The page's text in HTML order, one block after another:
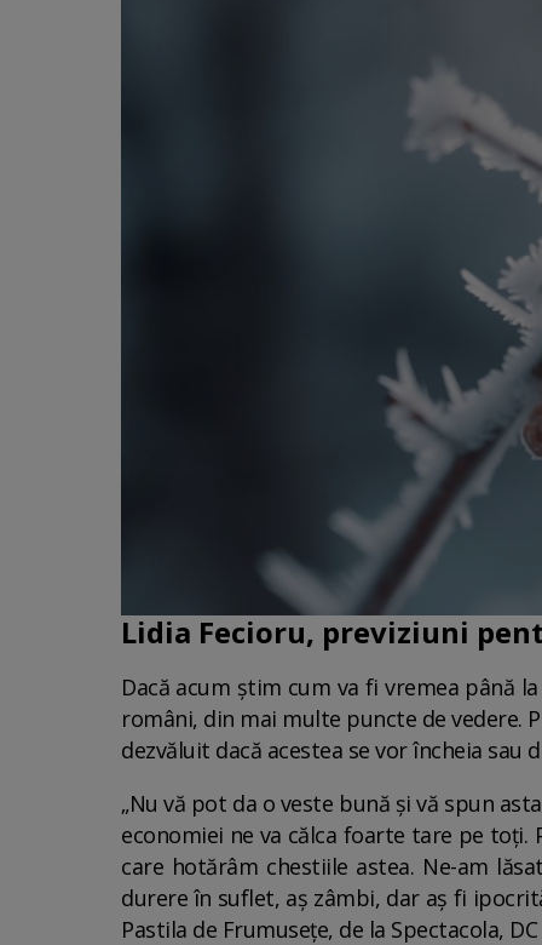
Lidia Fecioru, previziuni
Dacă acum știm cum va fi vremea până
români, din mai multe puncte de vedere.
dezvăluit dacă acestea se vor încheia sau
„Nu vă pot da o veste bună și vă spun
economiei ne va călca foarte tare pe
care hotărâm chestiile astea. Ne-am
durere în suflet, aș zâmbi, dar aș fi
Pastila de Frumusețe, de la Spectacola,